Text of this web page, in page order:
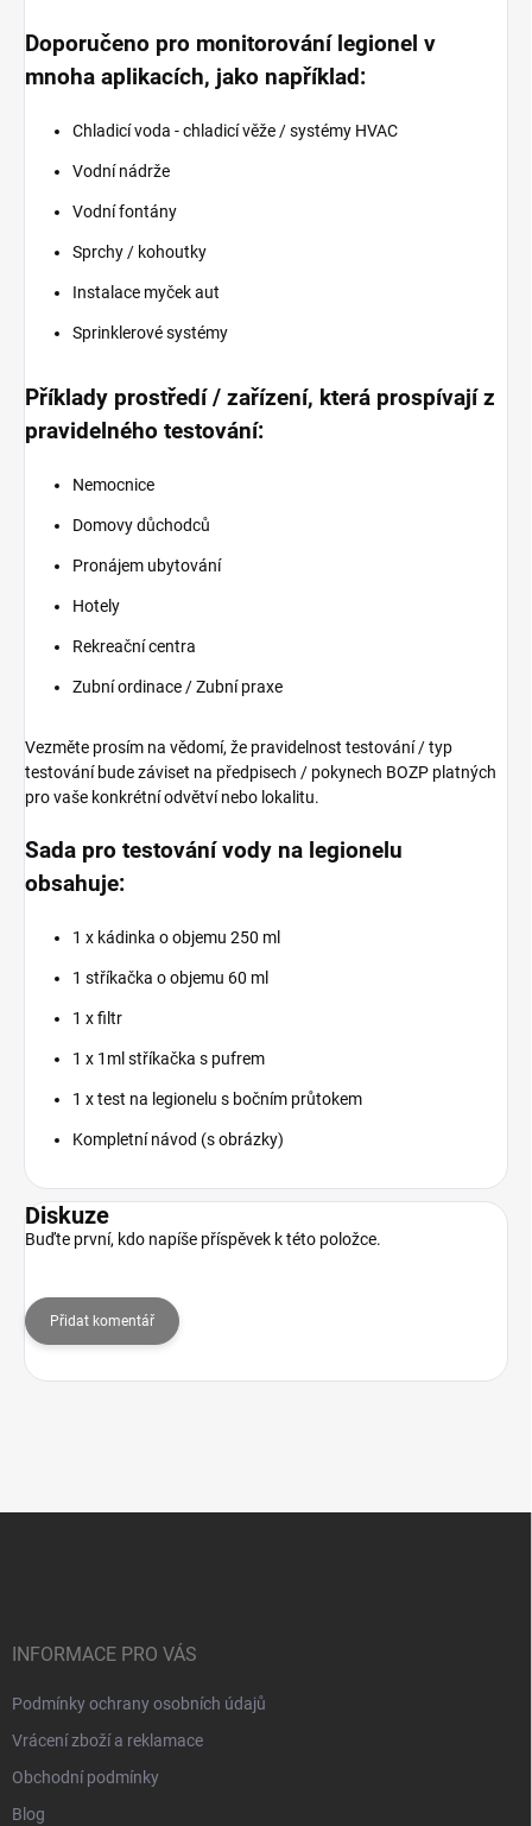
Doporučeno pro monitorování legionel v
mnoha aplikacích, jako například:
Chladicí voda - chladicí věže / systémy HVAC
Vodní nádrže
Vodní fontány
Sprchy / kohoutky
Instalace myček aut
Sprinklerové systémy
Příklady prostředí / zařízení, která prospívají z
pravidelného testování:
Nemocnice
Domovy důchodců
Pronájem ubytování
Hotely
Rekreační centra
Zubní ordinace / Zubní praxe
Vezměte prosím na vědomí, že pravidelnost testování / typ
testování bude záviset na předpisech / pokynech BOZP platných
pro vaše konkrétní odvětví nebo lokalitu.
Sada pro testování vody na legionelu
obsahuje:
1 x kádinka o objemu 250 ml
1 stříkačka o objemu 60 ml
1 x filtr
1 x 1ml stříkačka s pufrem
1 x test na legionelu s bočním průtokem
Kompletní návod (s obrázky)
Diskuze
Buďte první, kdo napíše příspěvek k této položce.
Přidat komentář
INFORMACE PRO VÁS
Podmínky ochrany osobních údajů
Vrácení zboží a reklamace
Obchodní podmínky
Blog